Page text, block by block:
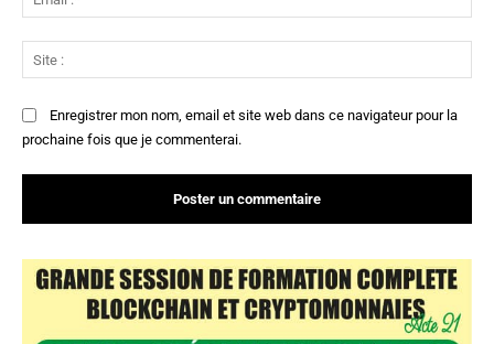
:*
:
Enregistrer mon nom, email et site web dans ce navigateur pour la
prochaine fois que je commenterai.